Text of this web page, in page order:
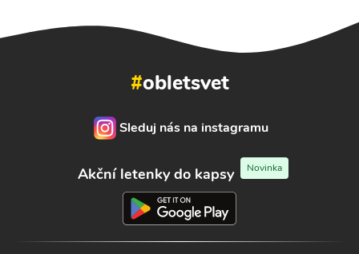
#obletsvet
Sleduj nás na instagramu
Akční letenky do kapsy Novinka